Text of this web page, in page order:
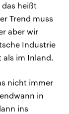
heißt
Trend muss
aber wir
Industrie
als im Inland.
nicht immer
in
ins